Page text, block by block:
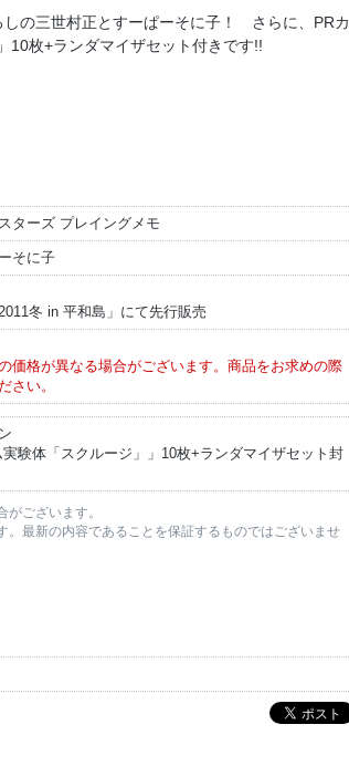
しの三世村正とすーぱーそに子！ さらに、PRカ
10枚+ランダマイザセット付きです!!
ターズ プレイングメモ
そに子
冬 in 平和島」にて先行販売
価格が異なる場合がございます。商品をお求めの際
さい。
験体「スクルージ」」10枚+ランダマイザセット封
ございます。
最新の内容であることを保証するものではございませ